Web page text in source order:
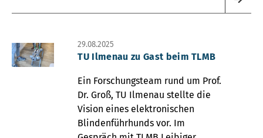
29.08.2025
TU Ilmenau zu Gast beim TLMB
Ein Forschungsteam rund um Prof.
Dr. Groß, TU Ilmenau stellte die
Vision eines elektronischen
Blindenführhunds vor. Im